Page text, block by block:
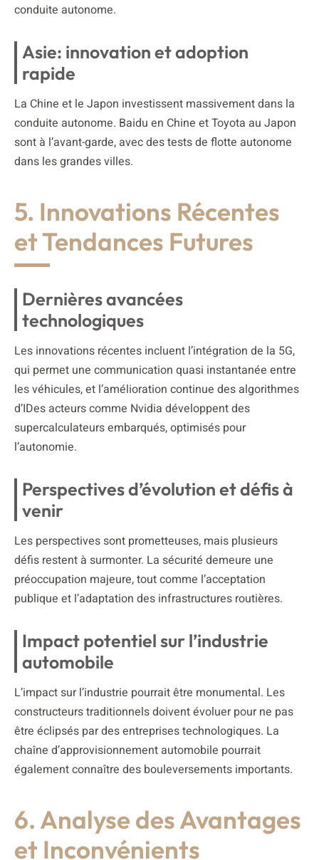
conduite autonome.
Asie: innovation et adoption
rapide
La Chine et le Japon investissent massivement dans la
conduite autonome. Baidu en Chine et Toyota au Japon
sont à l’avant-garde, avec des tests de flotte autonome
dans les grandes villes.
5. Innovations Récentes
et Tendances Futures
Dernières avancées
technologiques
Les innovations récentes incluent l’intégration de la 5G,
qui permet une communication quasi instantanée entre
les véhicules, et l’amélioration continue des algorithmes
d’IDes acteurs comme Nvidia développent des
supercalculateurs embarqués, optimisés pour
l’autonomie.
Perspectives d’évolution et défis à
venir
Les perspectives sont prometteuses, mais plusieurs
défis restent à surmonter. La sécurité demeure une
préoccupation majeure, tout comme l’acceptation
publique et l’adaptation des infrastructures routières.
Impact potentiel sur l’industrie
automobile
L’impact sur l’industrie pourrait être monumental. Les
constructeurs traditionnels doivent évoluer pour ne pas
être éclipsés par des entreprises technologiques. La
chaîne d’approvisionnement automobile pourrait
également connaître des bouleversements importants.
6. Analyse des Avantages
et Inconvénients